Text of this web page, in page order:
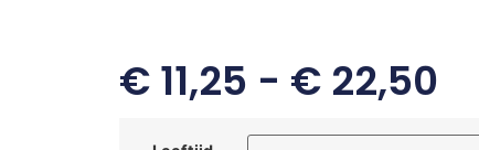
€11,25 - €22,50